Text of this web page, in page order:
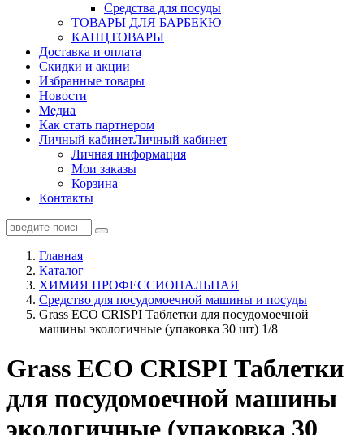
Средства для посуды
ТОВАРЫ ДЛЯ БАРБЕКЮ
КАНЦТОВАРЫ
Доставка и оплата
Скидки и акции
Избранные товары
Новости
Медиа
Как стать партнером
Личный кабинетЛичный кабинет
Личная информация
Мои заказы
Корзина
Контакты
Главная
Каталог
ХИМИЯ ПРОФЕССИОНАЛЬНАЯ
Средство для посудомоечной машины и посуды
Grass ECO CRISPI Таблетки для посудомоечной
машины экологичные (упаковка 30 шт) 1/8
Grass ECO CRISPI Таблетки
для посудомоечной машины
экологичные (упаковка 30